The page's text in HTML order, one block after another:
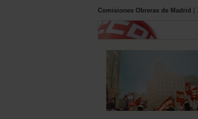
Comisiones Obreras de Madrid |